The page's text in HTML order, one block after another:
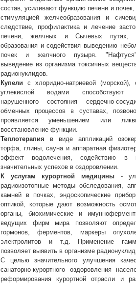
состав, усиливают функцию печени и почек,
стимуляцией желчеобразования и
следствие, профилактика и лечение
печени, желчных и Сычевых путях,
образования и содействия выведению
почек и желчного пузыря. "Нафтуся"
выведение из организма токсичных
радионуклидов.
Купели с хлоридно-натриевой (морской),
углекислой водами способствуют
нарушенного состояния сердечно-
обменных процессов в суставах,
проявляется уменьшением или
восстановление функции.
Теплотерапия в виде аппликаций
торфа, глины, сауна и аппаратная
эффект водолечения, содействию в
значительных успехов в оздоровлении.
К услугам курортной медицины -
радиоизотопные методы обследования,
камней в почках, эндоскопические
оптикой, которые дают возможность
органы, биохимические и
ведущих фирм мира позволяют
гормонов, ферментов, маркеры
электролитов и т.д. Применение
позволяет выявить в организме
С целью значительного улучшения
санаторно-курортного оздоровления
реформирования курортной отрасли и